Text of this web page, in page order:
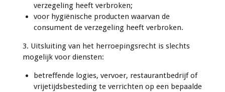
verzegeling heeft verbroken;
voor hygiënische producten waarvan de
consument de verzegeling heeft verbroken.
3. Uitsluiting van het herroepingsrecht is slechts
mogelijk voor diensten:
betreffende logies, vervoer, restaurantbedrijf of
vrijetijdsbesteding te verrichten op een bepaalde